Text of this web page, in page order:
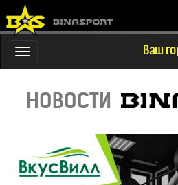
Ваш
Переключатель
навигации
НОВОСТИ